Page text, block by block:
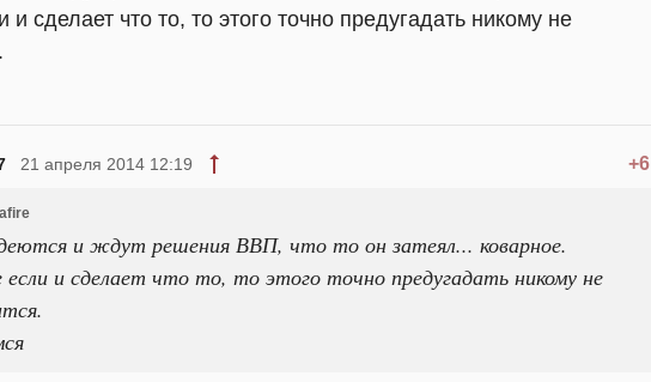
сделает что то, то этого точно предугадать никому не
+6
21 апреля 2014 12:19
и ждут решения ВВП, что то он затеял... коварное.
и сделает что то, то этого точно предугадать никому не